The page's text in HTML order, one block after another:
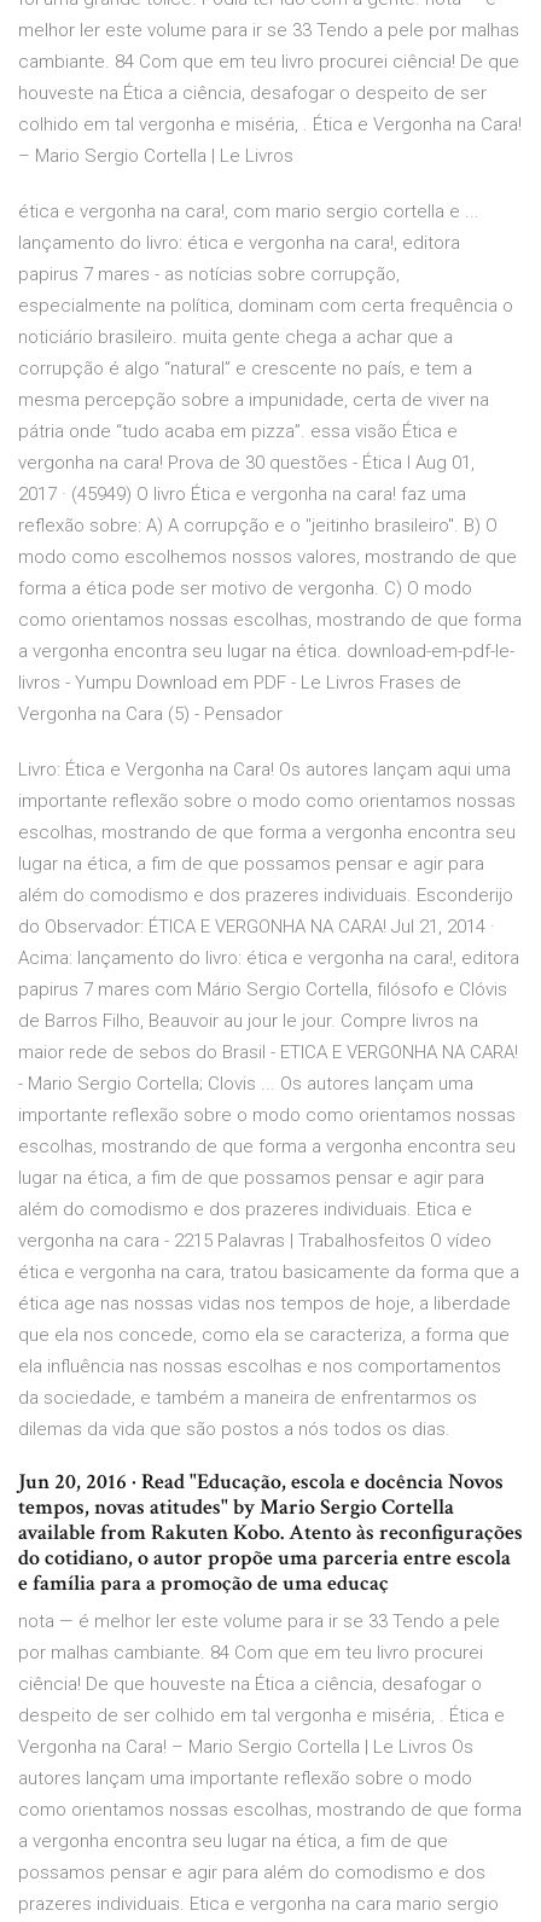
melhor ler este volume para ir se 33 Tendo a pele por malhas
cambiante. 84 Com que em teu livro procurei ciência! De que
houveste na Ética a ciência, desafogar o despeito de ser
colhido em tal vergonha e miséria, . Ética e Vergonha na Cara!
– Mario Sergio Cortella | Le Livros
ética e vergonha na cara!, com mario sergio cortella e ...
lançamento do livro: ética e vergonha na cara!, editora
papirus 7 mares - as notícias sobre corrupção,
especialmente na política, dominam com certa frequência o
noticiário brasileiro. muita gente chega a achar que a
corrupção é algo “natural” e crescente no país, e tem a
mesma percepção sobre a impunidade, certa de viver na
pátria onde “tudo acaba em pizza”. essa visão Ética e
vergonha na cara! Prova de 30 questões - Ética I Aug 01,
2017 · (45949) O livro Ética e vergonha na cara! faz uma
reflexão sobre: A) A corrupção e o "jeitinho brasileiro". B) O
modo como escolhemos nossos valores, mostrando de que
forma a ética pode ser motivo de vergonha. C) O modo
como orientamos nossas escolhas, mostrando de que forma
a vergonha encontra seu lugar na ética. download-em-pdf-le-
livros - Yumpu Download em PDF - Le Livros Frases de
Vergonha na Cara (5) - Pensador
Livro: Ética e Vergonha na Cara! Os autores lançam aqui uma
importante reflexão sobre o modo como orientamos nossas
escolhas, mostrando de que forma a vergonha encontra seu
lugar na ética, a fim de que possamos pensar e agir para
além do comodismo e dos prazeres individuais. Esconderijo
do Observador: ÉTICA E VERGONHA NA CARA! Jul 21, 2014 ·
Acima: lançamento do livro: ética e vergonha na cara!, editora
papirus 7 mares com Mário Sergio Cortella, filósofo e Clóvis
de Barros Filho, Beauvoir au jour le jour. Compre livros na
maior rede de sebos do Brasil - ETICA E VERGONHA NA CARA!
- Mario Sergio Cortella; Clovis ... Os autores lançam uma
importante reflexão sobre o modo como orientamos nossas
escolhas, mostrando de que forma a vergonha encontra seu
lugar na ética, a fim de que possamos pensar e agir para
além do comodismo e dos prazeres individuais. Etica e
vergonha na cara - 2215 Palavras | Trabalhosfeitos O vídeo
ética e vergonha na cara, tratou basicamente da forma que a
ética age nas nossas vidas nos tempos de hoje, a liberdade
que ela nos concede, como ela se caracteriza, a forma que
ela influência nas nossas escolhas e nos comportamentos
da sociedade, e também a maneira de enfrentarmos os
dilemas da vida que são postos a nós todos os dias.
Jun 20, 2016 · Read "Educação, escola e docência Novos
tempos, novas atitudes" by Mario Sergio Cortella
available from Rakuten Kobo. Atento às reconfigurações
do cotidiano, o autor propõe uma parceria entre escola
e família para a promoção de uma educaç
nota — é melhor ler este volume para ir se 33 Tendo a pele
por malhas cambiante. 84 Com que em teu livro procurei
ciência! De que houveste na Ética a ciência, desafogar o
despeito de ser colhido em tal vergonha e miséria, . Ética e
Vergonha na Cara! – Mario Sergio Cortella | Le Livros Os
autores lançam uma importante reflexão sobre o modo
como orientamos nossas escolhas, mostrando de que forma
a vergonha encontra seu lugar na ética, a fim de que
possamos pensar e agir para além do comodismo e dos
prazeres individuais. Etica e vergonha na cara mario sergio